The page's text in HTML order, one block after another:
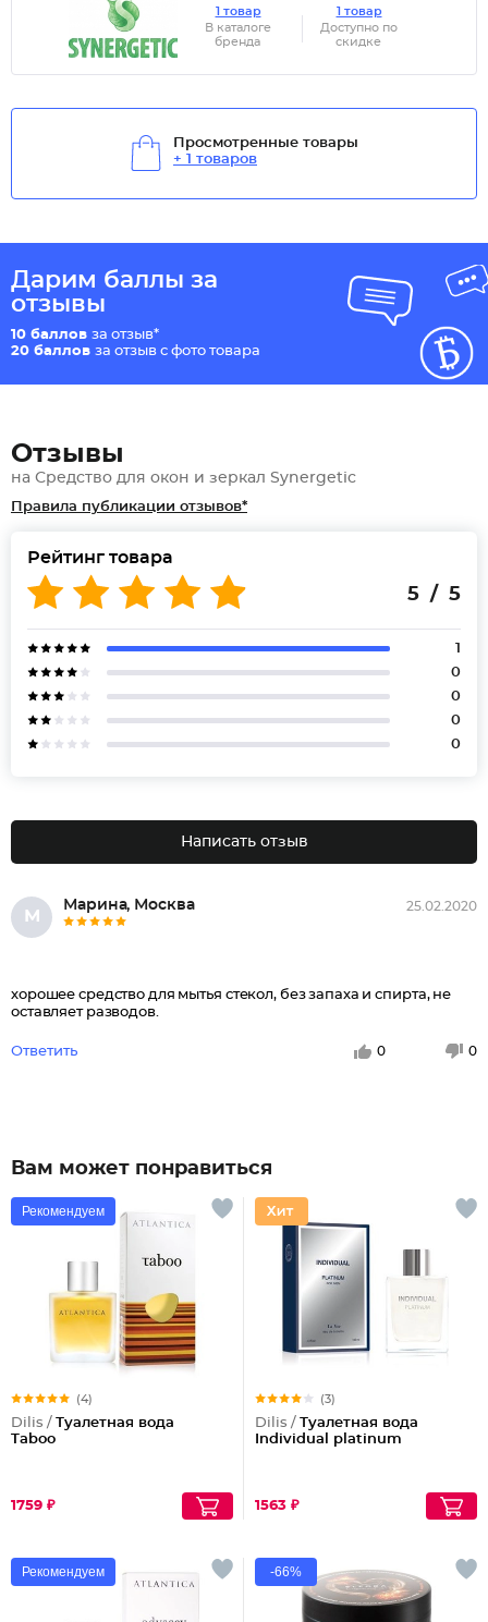
1 товар
В каталоге
бренда
1 товар
Доступно по
скидке
Просмотренные товары
+ 1 товаров
Дарим баллы за
отзывы
10 баллов за отзыв*
20 баллов за отзыв с фото товара
Отзывы
на Средство для окон и зеркал Synergetic
Правила публикации отзывов*
Рейтинг товара
5 / 5
1
0
0
0
0
Написать отзыв
М
Марина, Москва 25.02.2020
хорошее средство для мытья стекол, без запаха и спирта, не
оставляет разводов.
Ответить 0 0
Вам может понравиться
Рекомендуем
(4)
Dilis / Туалетная вода
Taboo
1759 ₽
(3)
Dilis / Туалетная вода
Individual platinum
1563 ₽
Рекомендуем -66%